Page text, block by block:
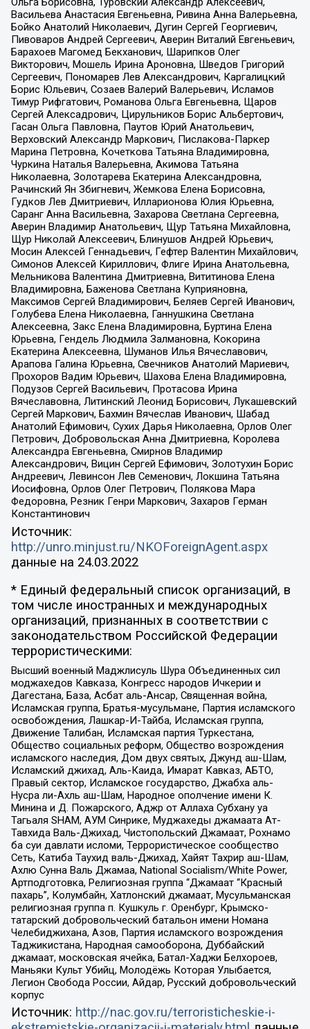
Васильева Анастасия Евгеньевна, Ривина Анна Валерьевна,
Бойко Анатолий Николаевич, Дугин Сергей Георгиевич,
Пивоваров Андрей Сергеевич, Аверин Виталий Евгеньевич,
Барахоев Магомед Бекханович, Шарипков Олег
Викторович, Мошель Ирина Ароновна, Шведов Григорий
Сергеевич, Пономарев Лев Александрович, Каргалицкий
Борис Юльевич, Созаев Валерий Валерьевич, Исламов
Тимур Рифгатович, Романова Ольга Евгеньевна, Щаров
Сергей Алексадрович, Цирульников Борис Альбертович,
Гасан Ольга Павловна, Паутов Юрий Анатольевич,
Верховский Александр Маркович, Пислакова-Паркер
Марина Петровна, Кочеткова Татьяна Владимировна,
Чуркина Наталья Валерьевна, Акимова Татьяна
Николаевна, Золотарева Екатерина Александровна,
Рачинский Ян Збигневич, Жемкова Елена Борисовна,
Гудков Лев Дмитриевич, Илларионова Юлия Юрьевна,
Саранг Анна Васильевна, Захарова Светлана Сергеевна,
Аверин Владимир Анатольевич, Щур Татьяна Михайловна,
Щур Николай Алексеевич, Блинушов Андрей Юрьевич,
Мосин Алексей Геннадьевич, Гефтер Валентин Михайлович,
Симонов Алексей Кириллович, Флиге Ирина Анатольевна,
Мельникова Валентина Дмитриевна, Вититинова Елена
Владимировна, Баженова Светлана Куприяновна,
Максимов Сергей Владимирович, Беляев Сергей Иванович,
Голубева Елена Николаевна, Ганнушкина Светлана
Алексеевна, Закс Елена Владимировна, Буртина Елена
Юрьевна, Гендель Людмила Залмановна, Кокорина
Екатерина Алексеевна, Шуманов Илья Вячеславович,
Арапова Галина Юрьевна, Свечников Анатолий Мариевич,
Прохоров Вадим Юрьевич, Шахова Елена Владимировна,
Подузов Сергей Васильевич, Протасова Ирина
Вячеславовна, Литинский Леонид Борисович, Лукашевский
Сергей Маркович, Бахмин Вячеслав Иванович, Шабад
Анатолий Ефимович, Сухих Дарья Николаевна, Орлов Олег
Петрович, Добровольская Анна Дмитриевна, Королева
Александра Евгеньевна, Смирнов Владимир
Александрович, Вицин Сергей Ефимович, Золотухин Борис
Андреевич, Левинсон Лев Семенович, Локшина Татьяна
Иосифовна, Орлов Олег Петрович, Полякова Мара
Федоровна, Резник Генри Маркович, Захаров Герман
Константинович
Источник:
http://unro.minjust.ru/NKOForeignAgent.aspx
данные на 24.03.2022
* Единый федеральный список организаций, в
том числе иностранных и международных
организаций, признанных в соответствии с
законодательством Российской Федерации
террористическими:
Высший военный Маджлисуль Шура Объединенных сил
моджахедов Кавказа, Конгресс народов Ичкерии и
Дагестана, База, Асбат аль-Ансар, Священная война,
Исламская группа, Братья-мусульмане, Партия исламского
освобождения, Лашкар-И-Тайба, Исламская группа,
Движение Талибан, Исламская партия Туркестана,
Общество социальных реформ, Общество возрождения
исламского наследия, Дом двух святых, Джунд аш-Шам,
Исламский джихад, Аль-Каида, Имарат Кавказ, АБТО,
Правый сектор, Исламское государство, Джабха аль-
Нусра ли-Ахль аш-Шам, Народное ополчение имени К.
Минина и Д. Пожарского, Аджр от Аллаха Субхану уа
Тагьаля SHAM, АУМ Синрике, Муджахеды джамаата Ат-
Тавхида Валь-Джихад, Чистопольский Джамаат, Рохнамо
ба суи давлати исломи, Террористическое сообщество
Сеть, Катиба Таухид валь-Джихад, Хайят Тахрир аш-Шам,
Ахлю Сунна Валь Джамаа, National Socialism/White Power,
Артподготовка, Религиозная группа “Джамаат “Красный
пахарь”, Колумбайн, Хатлонский джамаат, Мусульманская
религиозная группа п. Кушкуль г. Оренбург, Крымско-
татарский добровольческий батальон имени Номана
Челебиджихана, Азов, Партия исламского возрождения
Таджикистана, Народная самооборона, Дуббайский
джамаат, московская ячейка, Батал-Хаджи Белхороев,
Маньяки Культ Убийц, Молодёжь Которая Улыбается,
Легион Свобода России, Айдар, Русский добровольческий
корпус
Источник: http://nac.gov.ru/terroristicheskie-i-